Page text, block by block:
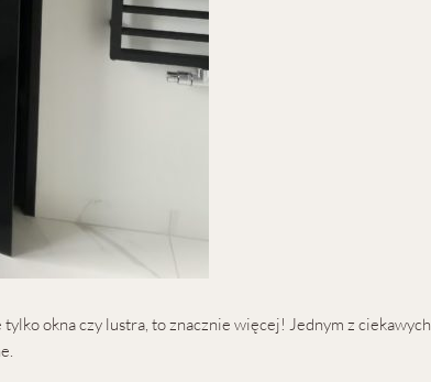
okna czy lustra, to znacznie więcej! Jednym z ciekawych